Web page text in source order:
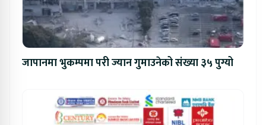
जापानमा भुकम्पमा परी ज्यान गुमाउनेको संख्या ३५ पुग्यो